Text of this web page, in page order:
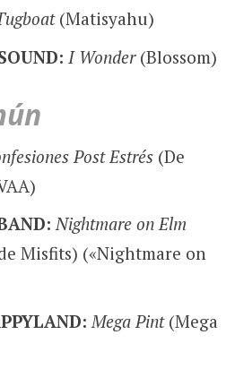
(Matisyahu)
I Wonder(Blossom)
Post Estrés(De
Nightmare on Elm
Misfits) («Nightmare on
Mega Pint(Mega